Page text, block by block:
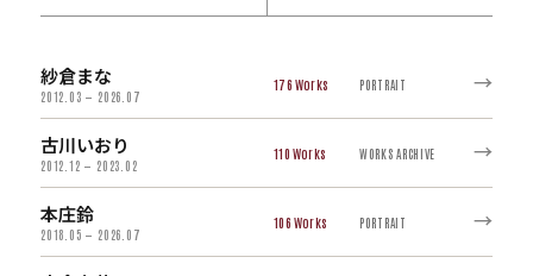
紗倉まな
2012.03 — 2026.07
176 PORTRAIT →
古川いおり
2012.12 — 2023.02
110 WORKS ARCHIVE →
本庄鈴
2018.05 — 2026.07
106 PORTRAIT →